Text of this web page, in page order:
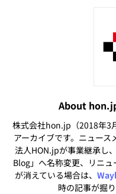
About
株式会社hon.jp（2018年3
アーカイブです。ニュー
法人HON.jpが事業継承し
Blog」へ名称変更、リニ
が消えている場合は、
時の記事が掘